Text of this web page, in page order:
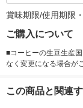
賞味期限/使用期限
ご購入について
■コーヒーの生豆生産
なく変更になる場合が
この商品と関連